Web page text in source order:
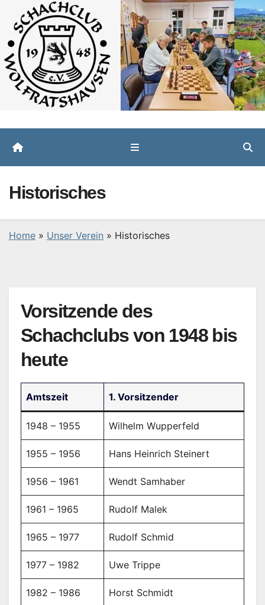
springen
Historisches
Home » Unser Verein » Historisches
Vorsitzende des
Schachclubs von 1948 bis
heute
Amtszeit 1. Vorsitzender
1948 – 1955 Wilhelm Wupperfeld
1955 – 1956 Hans Heinrich Steinert
1956 – 1961 Wendt Samhaber
1961 – 1965 Rudolf Malek
1965 – 1977 Rudolf Schmid
1977 – 1982 Uwe Trippe
1982 – 1986 Horst Schmidt